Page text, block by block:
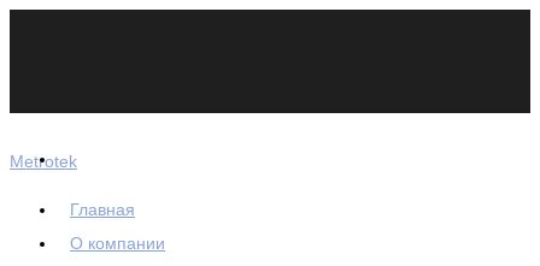
Metrotek
Главная
О компании